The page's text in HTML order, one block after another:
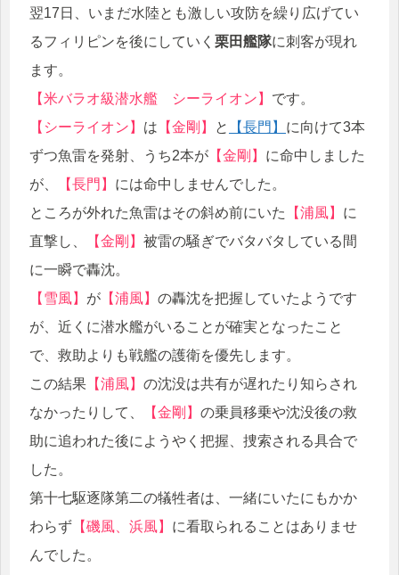
翌17日、いまだ水陸とも激しい攻防を繰り広げてい
るフィリピンを後にしていく 栗田艦隊に刺客が現れ
ます。
【米バラオ級潜水艦 シーライオン】 です。
【シーライオン】 は 【金剛】 と 【長門】 に向けて3本
ずつ魚雷を発射、うち2本が 【金剛】 に命中しました
が、
【長門】 には命中しませんでした。
ところが外れた魚雷はその斜め前にいた
【浦風】 に
直撃し、
【金剛】 被雷の騒ぎでバタバタしている間
に一瞬で轟沈。
【雪風】 が 【浦風】 の轟沈を把握していたようです
が、近くに潜水艦がいることが確実となったこと
で、救助よりも戦艦の護衛を優先します。
この結果 【浦風】 の沈没は共有が遅れたり知らされ
なかったりして、
【金剛】 の乗員移乗や沈没後の救
助に追われた後にようやく把握、捜索される具合で
した。
第十七駆逐隊第二の犠牲者は、一緒にいたにもかか
わらず 【磯風、浜風】 に看取られることはありませ
んでした。